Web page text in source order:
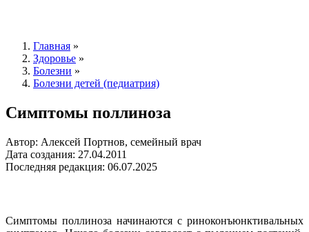
Главная »
Здоровье »
Болезни »
Болезни детей (педиатрия)
Симптомы поллиноза
Автор: Алексей Портнов, семейный врач
Дата создания: 27.04.2011
Последняя редакция: 06.07.2025
Симптомы поллиноза начинаются с риноконъюнктивальных